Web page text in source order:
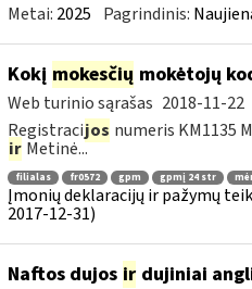
Metai: 2025 Pagrindinis:
Kokį mokesčių mokėtojų
Web turinio sąrašas 2018-11-22
Registracijos numeris KM1135
ir Metinė...
filialas fr0572 gpm gpmį 24 str
Įmonių deklaracijų ir pažymų
2017-12-31)
Naftos dujos irdujiniai